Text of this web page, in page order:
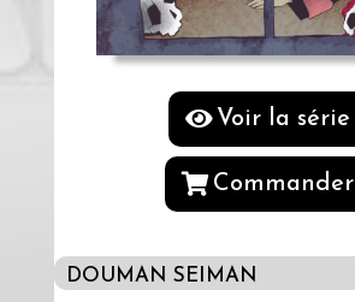
Voir la série
Commander
DOUMAN SEIMAN